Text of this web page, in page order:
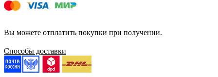
Вы можете отплатить покупки при получении.
Способы доставки